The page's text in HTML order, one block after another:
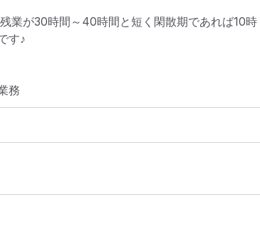
業が30時間～40時間と短く閑散期であれば10時
す♪
務